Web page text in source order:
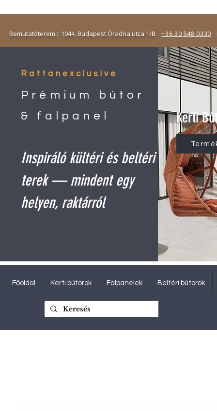
: 1044. Budapest Óradna utca 1/B+36 30 548 0330
Rattanexclusive
Prémium bútor
& falpanel
Inspiráló kültéri és beltéri
terek — mindent egy
helyen, raktárról
Kerti
Főoldal Kerti bútorok Falpanelek Beltéri bútorok